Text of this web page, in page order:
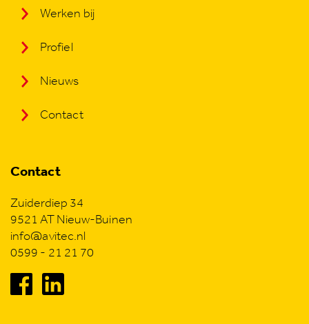
Werken bij
Profiel
Nieuws
Contact
Contact
Zuiderdiep 34
9521 AT Nieuw-Buinen
info@avitec.nl
0599 - 21 21 70